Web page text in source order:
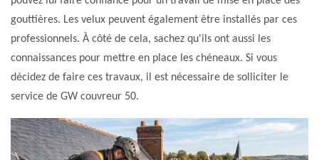
gouttières. Les velux peuvent également être installés par ces
professionnels. À côté de cela, sachez qu'ils ont aussi les
connaissances pour mettre en place les chéneaux. Si vous
décidez de faire ces travaux, il est nécessaire de solliciter le
service de GW couvreur 50.